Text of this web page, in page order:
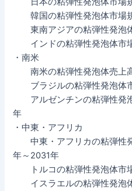
韓国の粘弾性発泡体市場
東南アジアの粘弾性発泡
インドの粘弾性発泡体市
・南米
南米の粘弾性発泡体売上
ブラジルの粘弾性発泡体
アルゼンチンの粘弾性発
年
・中東・アフリカ
中東・アフリカの粘弾性
年～2031年
トルコの粘弾性発泡体市
イスラエルの粘弾性発泡